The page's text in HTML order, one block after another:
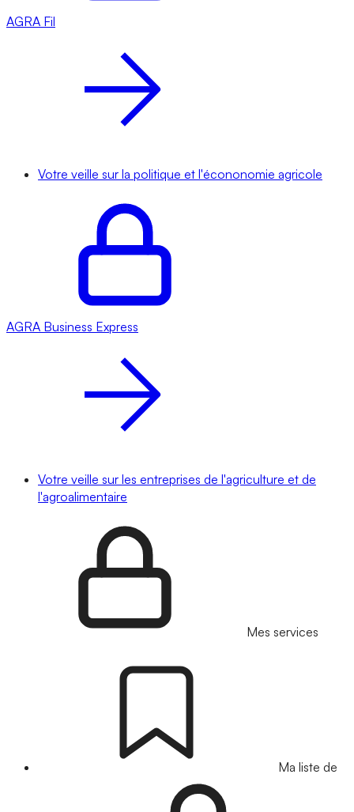
AGRA Fil
Votre veille sur la politique et l'écononomie agricole
AGRA Business Express
Votre veille sur les entreprises de l'agriculture et de
l'agroalimentaire
Mes services
Ma liste de